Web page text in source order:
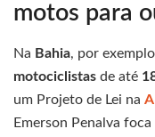
motos para
Na Bahia, por
motociclistas de até
um Projeto de Lei na
Emerson Penalva